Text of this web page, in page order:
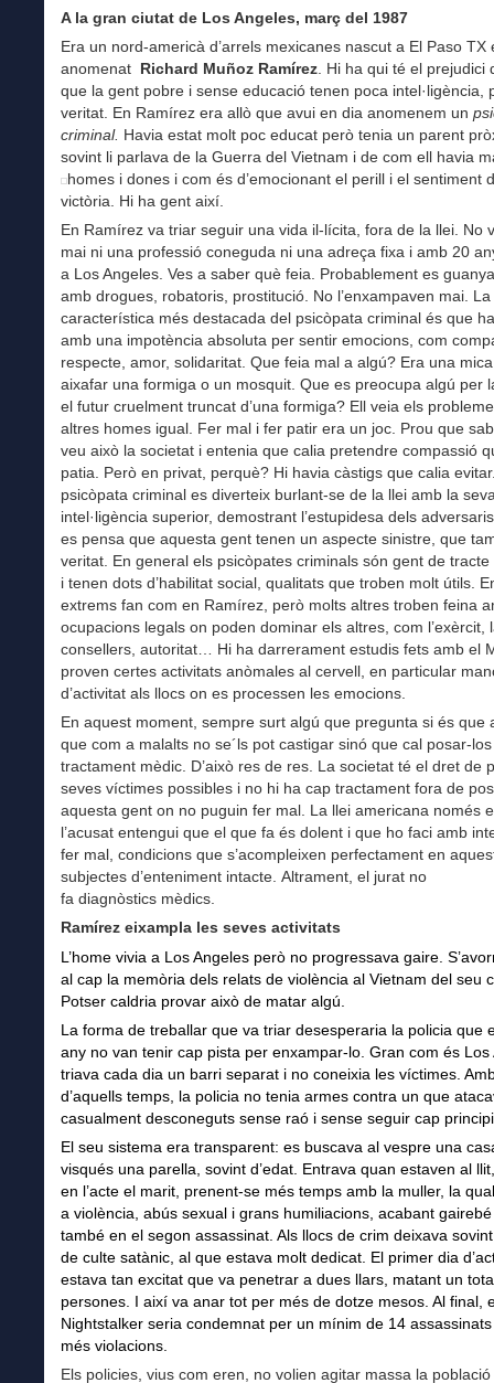
A la gran ciutat de Los Angeles, març del 1987
Era un nord-americà d’arrels mexicanes nascut a El Paso TX
anomenat Richard Muñoz Ramírez. Hi ha qui té el prejudici
que la gent pobre i sense educació tenen poca intel·ligència,
veritat. En Ramírez era allò que avui en dia anomenem un p
criminal. Havia estat molt poc educat però tenia un parent
sovint li parlava de la Guerra del Vietnam i de com ell havia
homes i dones i com és d’emocionant el perill i el sentiment
victòria. Hi ha gent així.
En Ramírez va triar seguir una vida il-lícita, fora de la llei. No
mai ni una professió coneguda ni una adreça fixa i amb 20
a Los Angeles. Ves a saber què feia. Probablement es
amb drogues, robatoris, prostitució. No l’enxampaven mai. La
característica més destacada del psicòpata criminal és que
amb una impotència absoluta per sentir emocions, com
respecte, amor, solidaritat. Que feia mal a algú? Era una
aixafar una formiga o un mosquit. Que es preocupa algú per
el futur cruelment truncat d’una formiga? Ell veia els
altres homes igual. Fer mal i fer patir era un joc. Prou que
veu això la societat i entenia que calia pretendre compassió
patia. Però en privat, perquè? Hi havia càstigs que calia
psicòpata criminal es diverteix burlant-se de la llei amb la
intel·ligència superior, demostrant l’estupidesa dels
es pensa que aquesta gent tenen un aspecte sinistre, que
veritat. En general els psicòpates criminals són gent de
i tenen dots d’habilitat social, qualitats que troben molt útils.
extrems fan com en Ramírez, però molts altres troben feina
ocupacions legals on poden dominar els altres, com l’exèrcit,
consellers, autoritat… Hi ha darrerament estudis fets amb el
proven certes activitats anòmales al cervell, en particular
d’activitat als llocs on es processen les emocions.
En aquest moment, sempre surt algú que pregunta si és que
que com a malalts no se´ls pot castigar sinó que cal posar-
tractament mèdic. D’això res de res. La societat té el dret de
seves víctimes possibles i no hi ha cap tractament fora de
aquesta gent on no puguin fer mal. La llei americana només
l’acusat entengui que el que fa és dolent i que ho faci amb
fer mal, condicions que s’acompleixen perfectament en
subjectes d’enteniment intacte. Altrament, el jurat no
fa diagnòstics mèdics.
Ramírez eixampla les seves activitats
L’home vivia a Los Angeles però no progressava gaire.
al cap la memòria dels relats de violència al Vietnam del seu
Potser caldria provar això de matar algú.
La forma de treballar que va triar desesperaria la policia que
any no van tenir cap pista per enxampar-lo. Gran com és Los
triava cada dia un barri separat i no coneixia les víctimes.
d’aquells temps, la policia no tenia armes contra un que
casualment desconeguts sense raó i sense seguir cap
El seu sistema era transparent: es buscava al vespre una
visqués una parella, sovint d’edat. Entrava quan estaven al
en l’acte el marit, prenent-se més temps amb la muller, la
a violència, abús sexual i grans humiliacions, acabant
també en el segon assassinat. Als llocs de crim deixava
de culte satànic, al que estava molt dedicat. El primer dia
estava tan excitat que va penetrar a dues llars, matant un
persones. I així va anar tot per més de dotze mesos. Al final,
Nightstalker seria condemnat per un mínim de 14
més violacions.
Els policies, vius com eren, no volien agitar massa la